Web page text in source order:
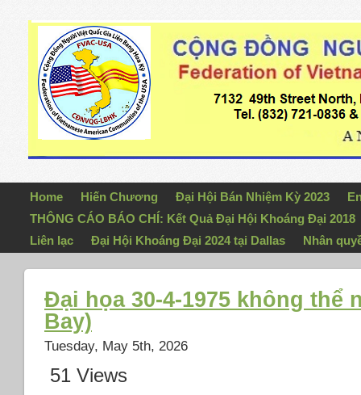
Home Hiến Chương Đại Hội Bán Nhiệm Kỳ 2023
THÔNG CÁO BÁO CHÍ: Kết Quả Đại Hội Khoáng Đại 2018
Liên lạc
Đại Hội Khoáng Đại 2024 tại Dallas Nhân
Đại họa 30-4-1975 không thể
Bay)
Tuesday, May 5th, 2026
51 Views